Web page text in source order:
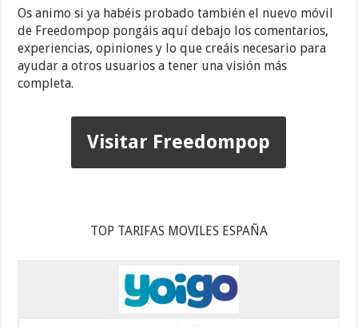
Os animo si ya habéis probado también el nuevo móvil
de Freedompop pongáis aquí debajo los comentarios,
experiencias, opiniones y lo que creáis necesario para
ayudar a otros usuarios a tener una visión más
completa.
Visitar Freedompop
TOP TARIFAS MOVILES ESPAÑA